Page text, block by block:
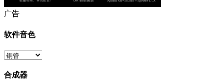
广告
软件音色
合成器